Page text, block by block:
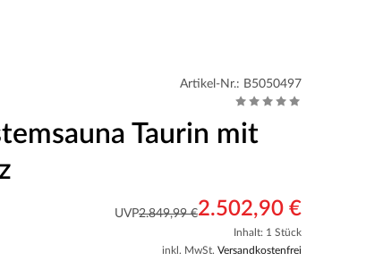
Artikel-Nr.: B5050497
Taurin mit
UVP2.849,99 €2.502,90 €
Inhalt: 1 Stück
inkl. MwSt. Versandkostenfrei